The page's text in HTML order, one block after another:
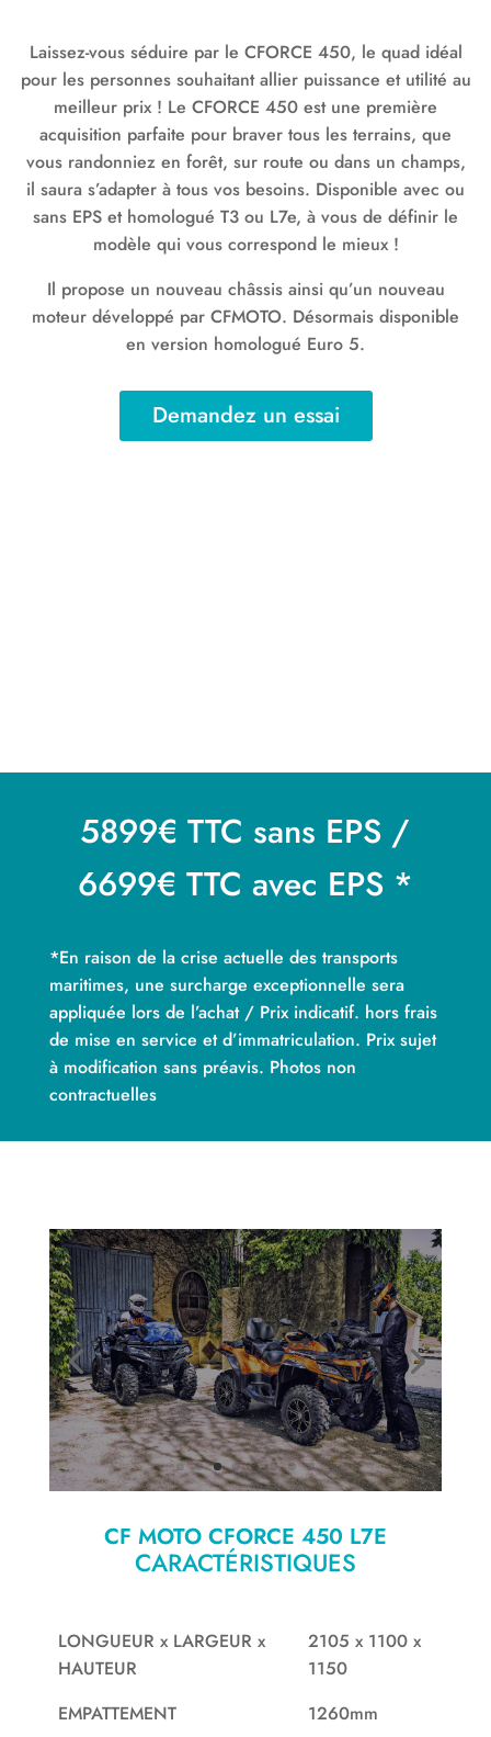
Laissez-vous séduire par le CFORCE 450, le quad idéal
pour les personnes souhaitant allier puissance et utilité au
meilleur prix ! Le CFORCE 450 est une première
acquisition parfaite pour braver tous les terrains, que
vous randonniez en forêt, sur route ou dans un champs,
il saura s’adapter à tous vos besoins. Disponible avec ou
sans EPS et homologué T3 ou L7e, à vous de définir le
modèle qui vous correspond le mieux !
Il propose un nouveau châssis ainsi qu’un nouveau
moteur développé par CFMOTO. Désormais disponible
en version homologué Euro 5.
Demandez un essai
5899€ TTC sans EPS /
6699€ TTC avec EPS *
*En raison de la crise actuelle des transports
maritimes, une surcharge exceptionnelle sera
appliquée lors de l’achat / Prix indicatif. hors frais
de mise en service et d’immatriculation. Prix sujet
à modification sans préavis. Photos non
contractuelles
CF MOTO CFORCE 450 L7E
CARACTÉRISTIQUES
LONGUEUR x LARGEUR x
HAUTEUR
2105 x 1100 x
1150
EMPATTEMENT
1260mm